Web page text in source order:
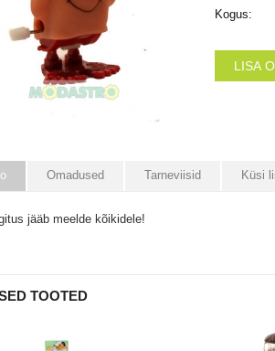
Kogus:
LISA
Omadused Tarneviisid Küsi
jääb meelde kõikidele!
TOOTED